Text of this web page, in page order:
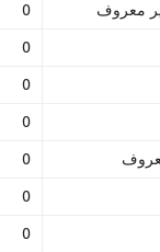
معروف
0
0
0
0
0
0
0